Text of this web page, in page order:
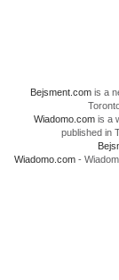
Bejsment.comis a
Wiadomo.comis a
published in
Wiadomo.com-